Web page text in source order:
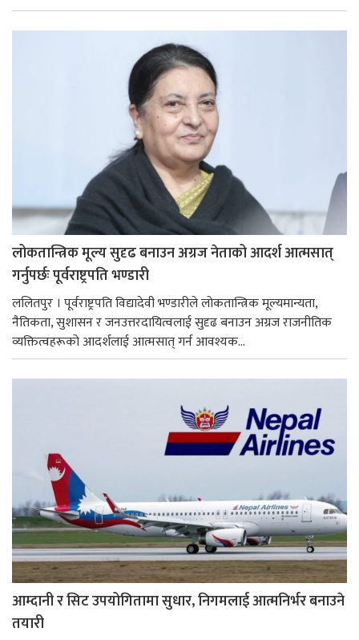
लोकतान्त्रिक मूल्य सुदृढ बनाउन अग्रज नेताको आदर्श आत्मसात्
गर्नुपर्छः पूर्वराष्ट्रपति भण्डारी
ललितपुर । पूर्वराष्ट्रपति विद्यादेवी भण्डारीले लोकतान्त्रिक मूल्यमान्यता,
नैतिकता, सुशासन र जनउत्तरदायित्वलाई सुदृढ बनाउन अग्रज राजनीतिक
व्यक्तित्वहरूको आदर्शलाई आत्मसात् गर्न आवश्यक...
आम्दानी र सिट उपयोगितामा सुधार, निगमलाई आत्मनिर्भर बनाउने
तयारी